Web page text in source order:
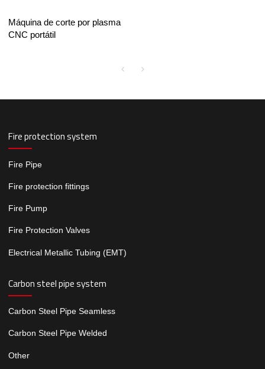
Máquina de corte por plasma
CNC portátil
Fire protection system
Fire Pipe
Fire protection fittings
Fire Pump
Fire Protection Valves
Electrical Metallic Tubing (EMT)
Carbon steel pipe system
Carbon Steel Pipe Seamless
Carbon Steel Pipe Welded
Other